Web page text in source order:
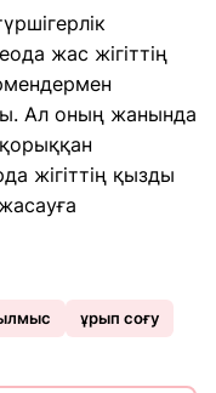
жас жігіттің
Ал оның жанында
жігіттің қызды
ұрып соғу